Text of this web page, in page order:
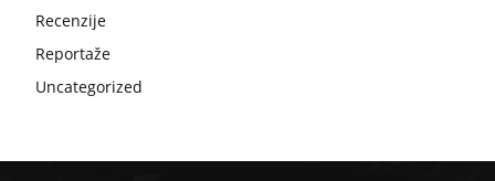
Recenzije
Reportaže
Uncategorized